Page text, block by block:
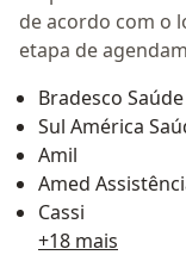
de acordo com o
etapa de
Bradesco Saúde
Sul América
Amil
Amed
Cassi
+18 mais